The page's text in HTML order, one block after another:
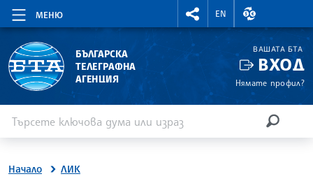
МЕНЮ
RIGHTMENU.SOCIAL
EN
ВАЛУТНИ
БЪЛГАРСКА
ТЕЛЕГРАФНА
АГЕНЦИЯ
ВАШАТА БТА
ВХОД
Нямате профил?
Начало ЛИК